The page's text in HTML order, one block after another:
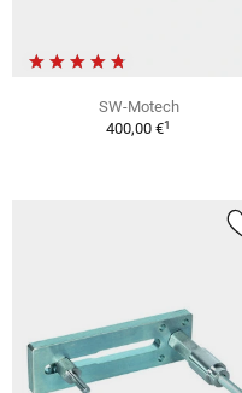
SW-Motech
400,00 €1